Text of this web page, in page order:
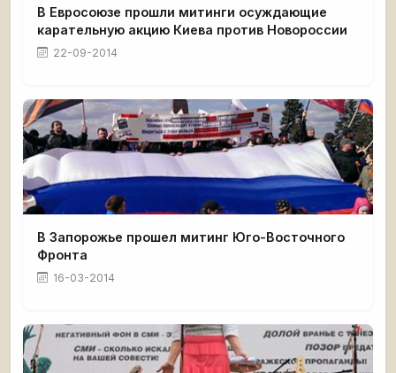
В Евросоюзе прошли митинги осуждающие
карательную акцию Киева против Новороссии
22-09-2014
В Запорожье прошел митинг Юго-Восточного
Фронта
16-03-2014